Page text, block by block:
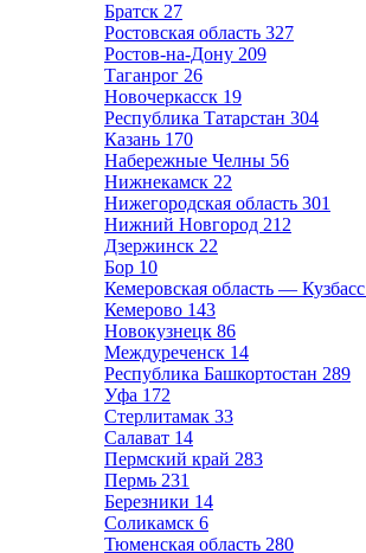
Братск 27
Ростовская область 327
Ростов-на-Дону 209
Таганрог 26
Новочеркасск 19
Республика Татарстан 304
Казань 170
Набережные Челны 56
Нижнекамск 22
Нижегородская область 301
Нижний Новгород 212
Дзержинск 22
Бор 10
Кемеровская область — Кузбасс
Кемерово 143
Новокузнецк 86
Междуреченск 14
Республика Башкортостан 289
Уфа 172
Стерлитамак 33
Салават 14
Пермский край 283
Пермь 231
Березники 14
Соликамск 6
Тюменская область 280